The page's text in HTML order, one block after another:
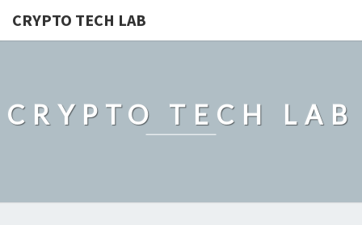
CRYPTO TECH LAB
CRYPTO TECH LAB